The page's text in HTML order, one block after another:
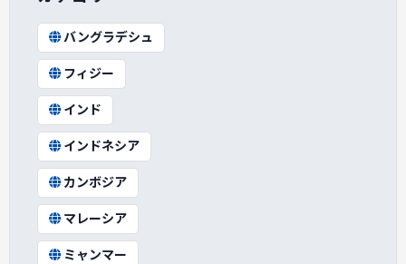
バングラデシュ
フィジー
インド
インドネシア
カンボジア
マレーシア
ミャンマー